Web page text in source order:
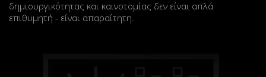
δημιουργικότητας και καινοτομίας δεν είναι απλά
επιθυμητή - είναι απαραίτητη.